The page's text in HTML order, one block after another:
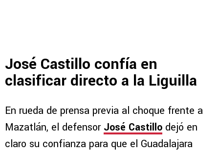
José Castillo confía en
clasificar directo a la Liguilla
En rueda de prensa previa al choque frente a
Mazatlán, el defensor José Castillo dejó en
claro su confianza para que el Guadalajara